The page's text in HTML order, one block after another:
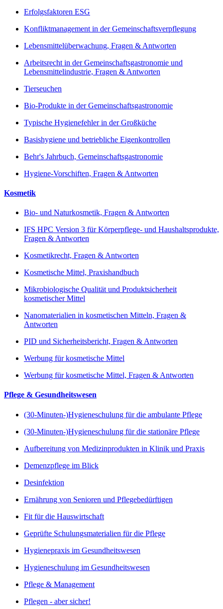
Erfolgsfaktoren ESG
Konfliktmanagement in der Gemeinschaftsverpflegung
Lebensmittelüberwachung, Fragen & Antworten
Arbeitsrecht in der Gemeinschaftsgastronomie und
Lebensmittelindustrie, Fragen & Antworten
Tierseuchen
Bio-Produkte in der Gemeinschaftsgastronomie
Typische Hygienefehler in der Großküche
Basishygiene und betriebliche Eigenkontrollen
Behr's Jahrbuch, Gemeinschaftsgastronomie
Hygiene-Vorschiften, Fragen & Antworten
Kosmetik
Bio- und Naturkosmetik, Fragen & Antworten
IFS HPC Version 3 für Körperpflege- und Haushaltsprodukte,
Fragen & Antworten
Kosmetikrecht, Fragen & Antworten
Kosmetische Mittel, Praxishandbuch
Mikrobiologische Qualität und Produktsicherheit
kosmetischer Mittel
Nanomaterialien in kosmetischen Mitteln, Fragen &
Antworten
PID und Sicherheitsbericht, Fragen & Antworten
Werbung für kosmetische Mittel
Werbung für kosmetische Mittel, Fragen & Antworten
Pflege & Gesundheitswesen
(30-Minuten-)Hygieneschulung für die ambulante Pflege
(30-Minuten-)Hygieneschulung für die stationäre Pflege
Aufbereitung von Medizinprodukten in Klinik und Praxis
Demenzpflege im Blick
Desinfektion
Ernährung von Senioren und Pflegebedürftigen
Fit für die Hauswirtschaft
Geprüfte Schulungsmaterialien für die Pflege
Hygienepraxis im Gesundheitswesen
Hygieneschulung im Gesundheitswesen
Pflege & Management
Pflegen - aber sicher!